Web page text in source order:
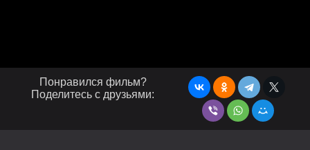
Понравился фильм?
Поделитесь с друзьями: